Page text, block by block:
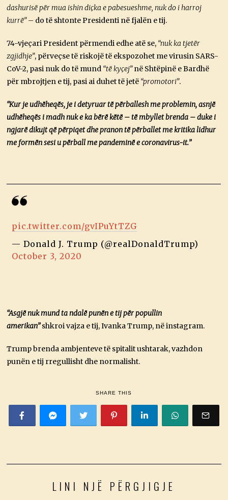
dashurisë për mua ishin diçka e pabesueshme, nuk do i harroj
kurrë”– do të shtonte Presidenti në fjalën e tij.
74-vjeçari President përmendi edhe atë se, “nuk ka tjetër
zgjidhje”, përveçse të riskojë të ekspozohet me virusin SARS-
CoV-2, pasi nuk do të mund “të kyçej”në Shtëpinë e Bardhë
për mbrojtjen e tij, pasi ai duhet të jetë “promotori”.
“Kur je udhëheqës, je i detyruar të përballesh me problemin, asnjë
udhëheqës i madh nuk e ka bërë këtë – të mbyllet brenda – duke i
ngjarë dikujt që përpiqet dhe pranon të përballet me kritika lidhur
me formën sesi u përball me pandeminë e coronavirus-it.”
pic.twitter.com/gvIPuYtTZG
— Donald J. Trump (@realDonaldTrump)
October 3, 2020
“Asgjë nuk mund ta ndalë punën e tij për popullin
amerikan”shkroi vajza e tij, Ivanka Trump, në instagram.
Trump brenda ambjenteve të spitalit ushtarak, vazhdon
punën e tij rregullisht dhe normalisht.
SHARE THIS
LINI NJË PËRGJIGJE